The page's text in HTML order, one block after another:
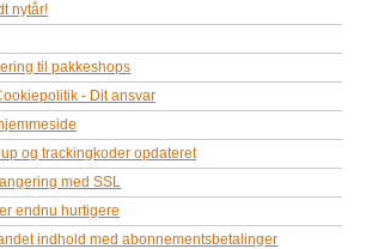
nytår!
til pakkeshops
- Dit ansvar
og trackingkoder opdateret
med SSL
endnu hurtigere
indhold med abonnementsbetalinger